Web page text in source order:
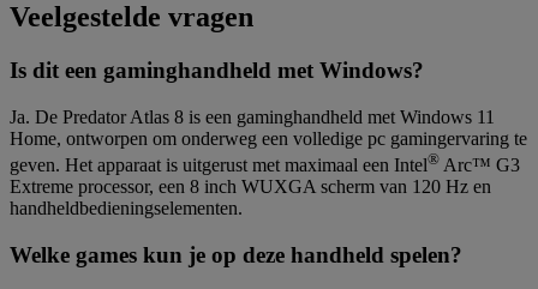
Veelgestelde vragen
Is dit een gaminghandheld met Windows?
Ja. De Predator Atlas 8 is een gaminghandheld met Windows 11
Home, ontworpen om onderweg een volledige pc gamingervaring te
geven. Het apparaat is uitgerust met maximaal een Intel® Arc™ G3
Extreme processor, een 8 inch WUXGA scherm van 120 Hz en
handheldbedieningselementen.
Welke games kun je op deze handheld spelen?